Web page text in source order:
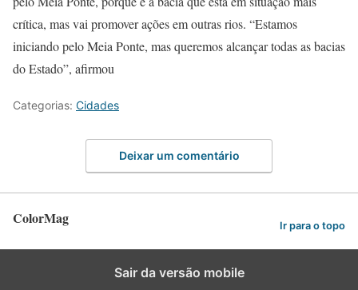
crítica, mas vai promover ações em outras rios. “Estamos
iniciando pelo Meia Ponte, mas queremos alcançar todas as bacias
do Estado”, afirmou
Categorias: Cidades
Deixar um comentário
ColorMag Ir para o topo
Sair da versão mobile